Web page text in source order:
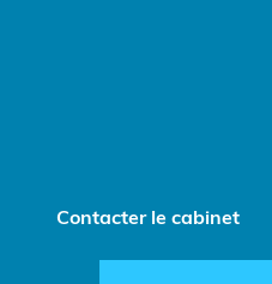
Contacter le cabinet